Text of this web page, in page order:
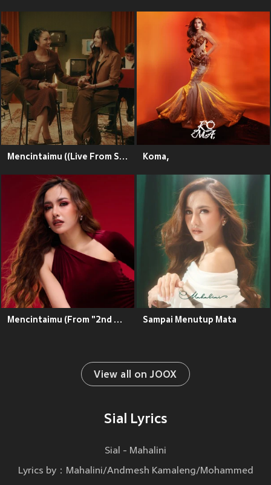
Mencintaimu ((Live From See You On Wednesday)) Koma,
Mencintaimu (From "2nd Miracle in Cell No.7") Sampai Menutup Mata
View all on JOOX
Sial Lyrics
Sial - Mahalini
Lyrics by：Mahalini/Andmesh Kamaleng/Mohammed